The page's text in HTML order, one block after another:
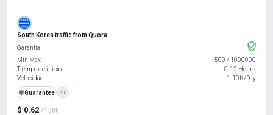
South Korea traffic from Quora
$ 0.62 / 1000
Garantía
Min Max
500 / 1000000
Tiempo de inicio
0-12 Hours
Velocidad
1-10K/Day
️🛡️Guarantee +1